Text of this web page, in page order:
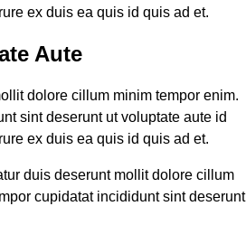
ex duis ea quis id quis ad et.
Aute
dolore cillum minim tempor enim.
sint deserunt ut voluptate aute id
ex duis ea quis id quis ad et.
duis deserunt mollit dolore cillum
cupidatat incididunt sint deserunt